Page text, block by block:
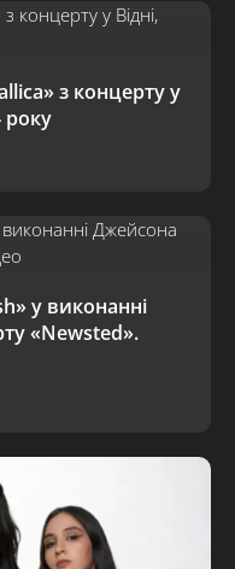
з концерту у
року
у виконанні
«Newsted».